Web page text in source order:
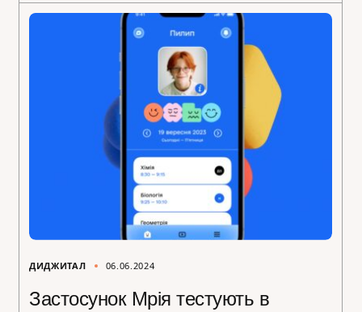
ДИДЖИТАЛ 06.06.2024
Застосунок Мрія тестують в